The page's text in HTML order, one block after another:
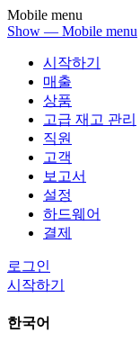
Mobile menu
Show — Mobile menu
시작하기
매출
상품
고급 재고 관리
직원
고객
보고서
설정
하드웨어
결제
로그인
시작하기
한국어